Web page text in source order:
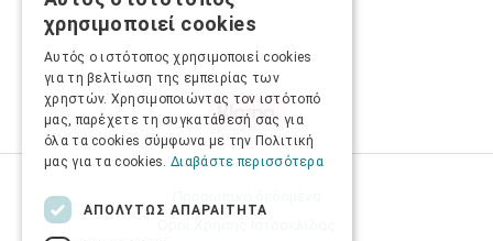
χρησιμοποιεί cookies
Αυτός ο ιστότοπος χρησιμοποιεί cookies
για τη βελτίωση της εμπειρίας των
χρηστών. Χρησιμοποιώντας τον ιστότοπό
μας, παρέχετε τη συγκατάθεσή σας για
όλα τα cookies σύμφωνα με την Πολιτική
μας για τα cookies. Διαβάστε περισσότερα
ΑΠΟΛΎΤΩΣ ΑΠΑΡΑΊΤΗΤΑ